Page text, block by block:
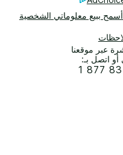
أسمح ببيع معلوماتي الشخصية
عبر موقعنا
أو اتصل بـ:
1 877